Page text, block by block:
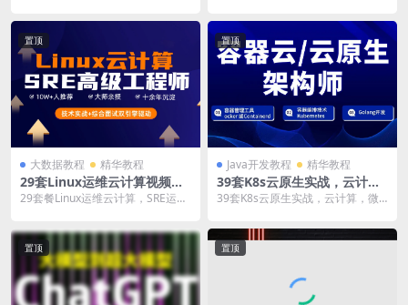
程
7前端架...
视频教程
业务选型，项目...
置顶
大数据教程 精华教程
29套Linux运维云计算视频课
程，SRE运维课程，运维开
29套餐Linux运维云计算，SRE运维
置顶
Java开发教程 精华教程
39套K8s云原生实战，云计
算，微服务，容器自动化视频
enkins+CICD+Git+Istio+Ser
vice Mesh
39套K8s云原生实战，云计算，微
cker+...
置顶 置顶